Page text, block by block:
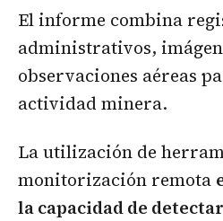
El informe combina
administrativos,
observaciones aéreas
actividad minera.
La utilización de
monitorización remota
la capacidad de